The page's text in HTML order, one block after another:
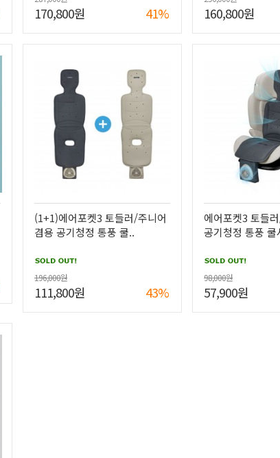
170,800원 41% 160,800원
(1+1)에어포켓3 토들러/주니어
겸용 공기청정 통풍 쿨..
196,000원
111,800원 43%
에어포켓3 토들
공기청정 통풍 쿨
98,000원
57,900원